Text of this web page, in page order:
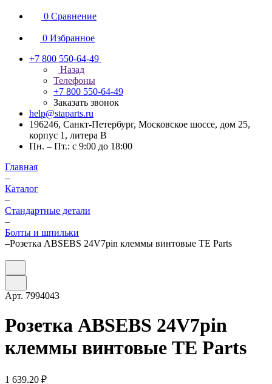
0 Сравнение
0 Избранное
+7 800 550-64-49
Назад
Телефоны
+7 800 550-64-49
Заказать звонок
help@staparts.ru
196246, Санкт-Петербург, Московское шоссе, дом 25,
корпус 1, литера В
Пн. – Пт.: с 9:00 до 18:00
Главная
–
Каталог
–
Стандартные детали
–
Болты и шпильки
–Розетка ABSEBS 24V7pin клеммы винтовые TE Parts
Арт. 7994043
Розетка ABSEBS 24V7pin
клеммы винтовые TE Parts
1 639.20 ₽